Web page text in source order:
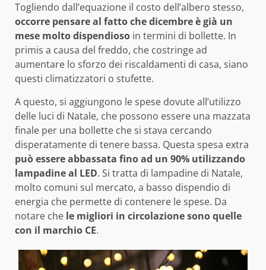
Togliendo dall’equazione il costo dell’albero stesso,
occorre pensare al fatto che dicembre è già un
mese molto dispendioso in termini di bollette. In
primis a causa del freddo, che costringe ad
aumentare lo sforzo dei riscaldamenti di casa, siano
questi climatizzatori o stufette.
A questo, si aggiungono le spese dovute all’utilizzo
delle luci di Natale, che possono essere una mazzata
finale per una bollette che si stava cercando
disperatamente di tenere bassa. Questa spesa extra
può essere abbassata fino ad un 90% utilizzando
lampadine al LED. Si tratta di lampadine di Natale,
molto comuni sul mercato, a basso dispendio di
energia che permette di contenere le spese. Da
notare che le migliori in circolazione sono quelle
con il marchio CE.